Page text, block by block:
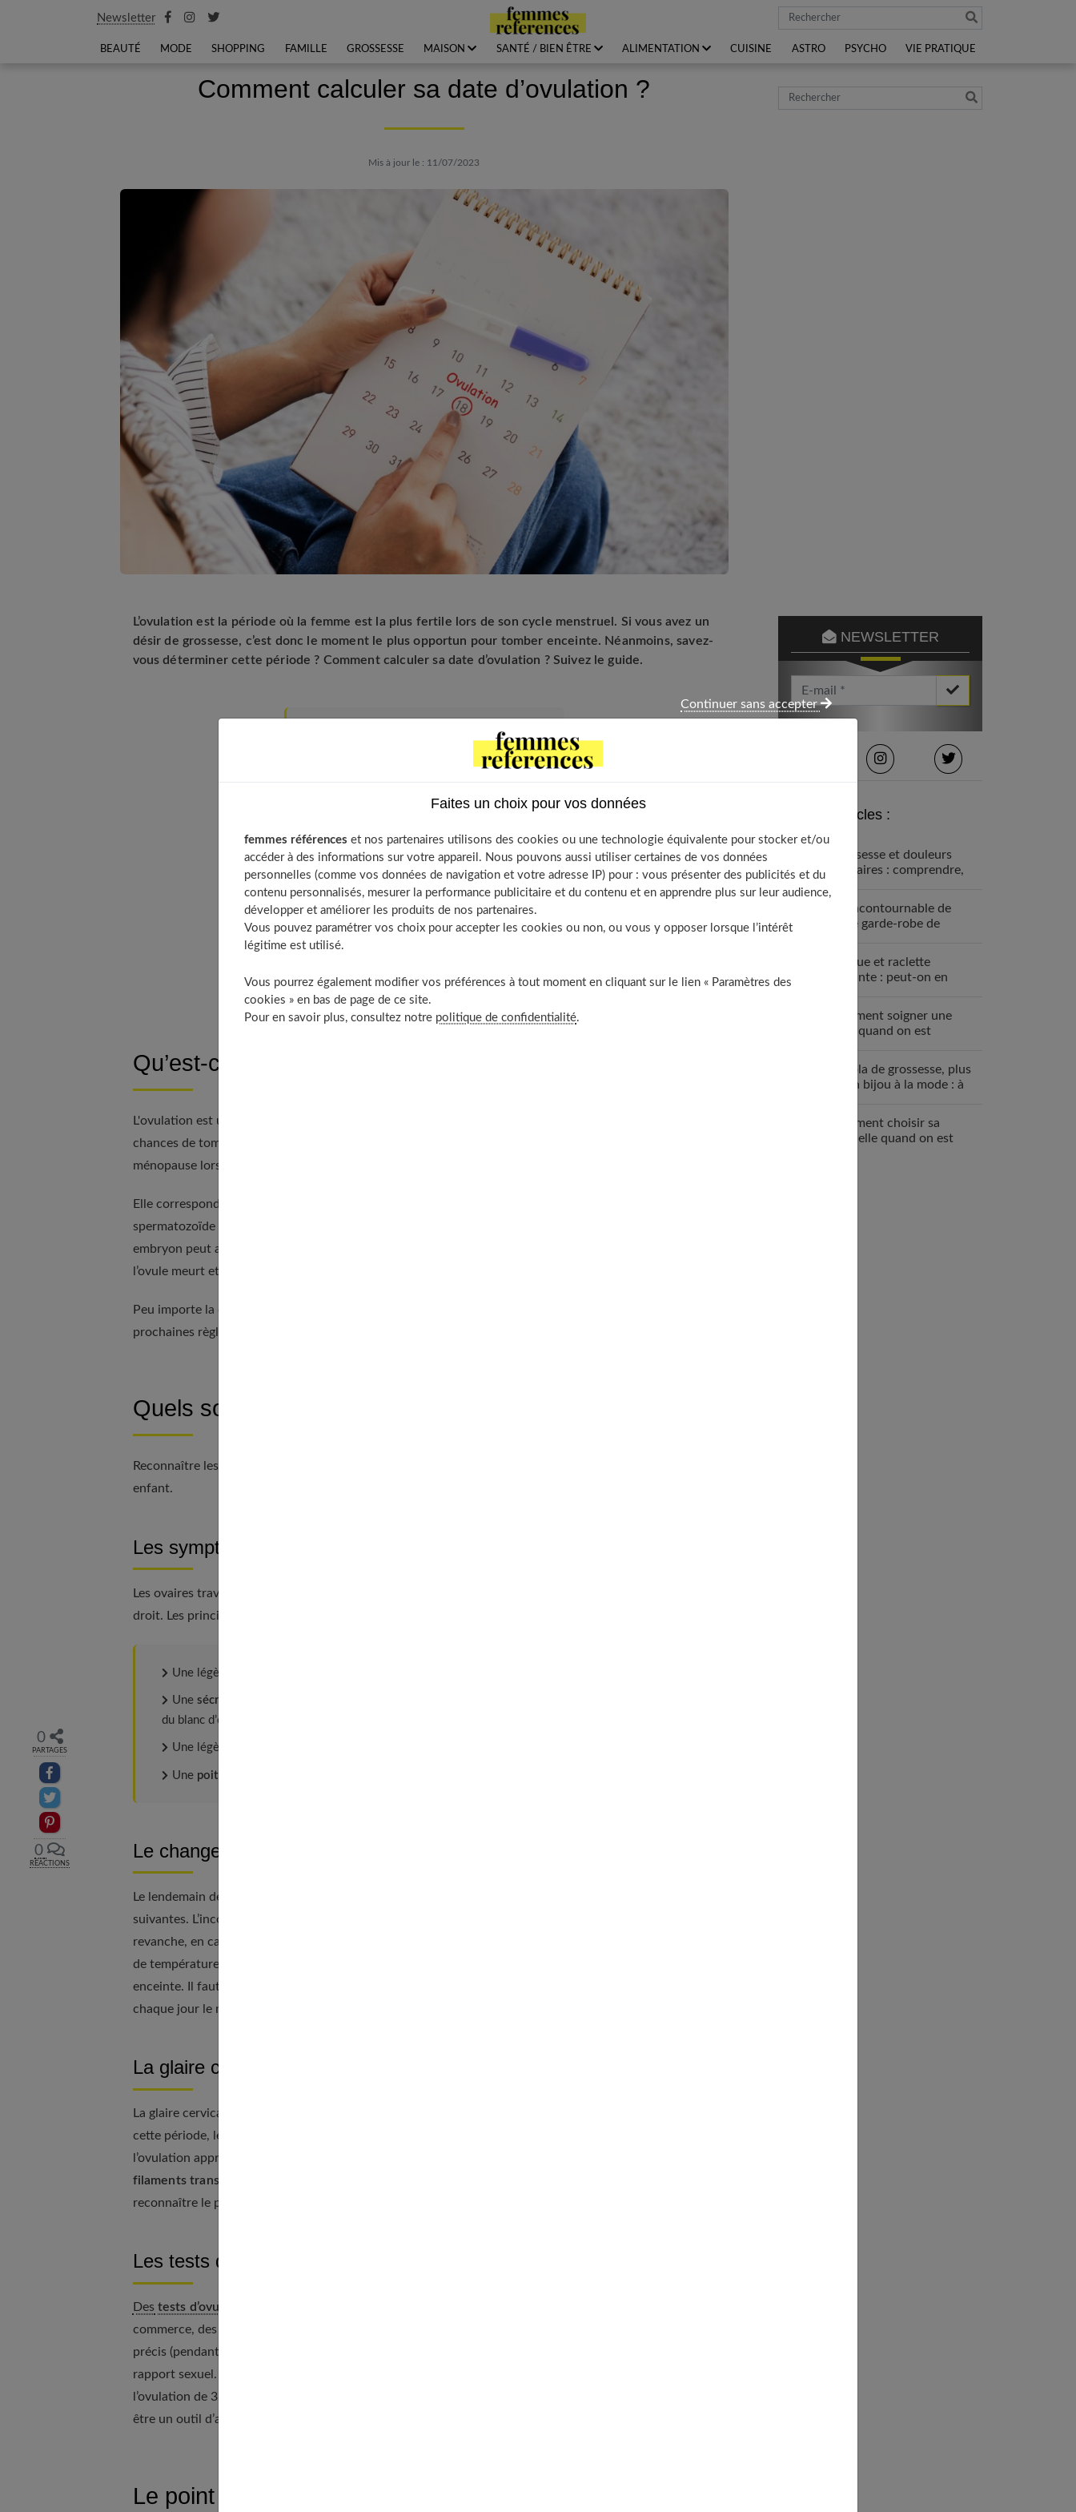
Newsletter Rechercher
BEAUTÉ MODE SHOPPING FAMILLE GROSSESSE MAISON SANTÉ / BIEN ÊTRE ALIMENTATION CUISINE ASTRO PSYCHO VIE PRATIQUE
Comment calculer sa date d’ovulation ?
Mis à jour le : 11/07/2023
L’ovulation est la période où la femme est la plus fertile lors de son cycle menstruel. Si vous avez un
désir de grossesse, c’est donc le moment le plus opportun pour tomber enceinte. Néanmoins, savez-
vous déterminer cette période ? Comment calculer sa date d’ovulation ? Suivez le guide.
0
PARTAGES
Partager sur facebook
Partager sur Twitter
Epingler sur Pinterest
0
RÉACTIONS
Qu’est-ce que la période d’ovulation ?
La glaire cervicale
Les tests d’ovulation
Le point sur le cycle menstruel
Comment calculer la date de son ovulation ?
Qu’est-ce que la période de fécondité ?
Qu’est-ce que la période d’ovulation ?
L'ovulation est une période de quelques jours, au cours de son
chances de tomber enceinte après un rapport sexuel. Elle commence dès la puberté et se termine à la
ménopause lorsque l'activité des ovaires cesse.
Elle correspond à la
spermatozoïde et à donner naissance à un embryon. En effet, si l’ovule rencontre un spermatozoïde, un
embryon peut alors se former. L’utérus s’épaissit alors de façon à l’accueillir. Dans le cas contraire,
l’ovule meurt et le mois suivant, le corps se prépare pour un nouveau cycle.
Peu importe la durée de vos cycles, l’ovulation a toujours lieu
prochaines règles.
Quels sont les signes de l’ovulation ?
Reconnaître les signes de l’ovulation est très pratique, notamment quand une femme décide d’avoir un
enfant.
Les symptômes
Les ovaires travaillent le plus souvent
droit. Les principaux signes d’une ovulation sont :
Une légère
Unesécrétion visqueuse
du blanc d’œuf.
Une légère
Unepoitrine douloureuse
Le changement de température
Le lendemain de l’ovulation,
suivantes. L’inconvénient est que ce changement se produit après l’ovulation et non pas avant. En
revanche, en cas de difficultés à démarrer une grossesse, il peut être intéressant d’établir votre courbe
de température sur quelques mois (deux ou trois), pour définir la période la plus propice pour tomber
enceinte. Il faut alors prendre votre température au réveil chaque matin, avant de vous lever, en utilisant
chaque jour le même thermomètre.
La glaire cervicale
La glaire cervicale vous donne beaucoup d’informations quant à votre ovulation. En effet, juste avant
cette période, le corps produit des sécrétions peu abondantes que l’on appelle
l’ovulation approche, plus elle se fluidifie. Le jour même de l’ovulation, ces pertes deviennent des
filaments transparents
reconnaître le pic de fertilité pendant leur cycle.
Les tests d’ovulation
Destests d’ovulation
commerce, des pharmacies ou des parapharmacies. Ils réagissent ainsi avec l’urine pour indiquer le jour
précis (pendant la période d’ovulation) où une femme a le plus de chances de tomber enceinte après un
rapport sexuel. En effet, ils détectent
l’ovulation de 36 à 38h. Ils facilitent ainsi la mise en route d’une grossesse.
être un outil d’aide précieux pour connaître ses jours de fertilité.
Le point sur le cycle menstruel
Rechercher
NEWSLETTER
Votre Email *
Derniers articles :
Grossesse et douleurs
lombaires : comprendre,
Un incontournable de
votre garde-robe de
Fondue et raclette
enceinte : peut-on en
Comment soigner une
MST quand on est
Le bola de grossesse, plus
qu’un bijou à la mode : à
Comment choisir sa
mutuelle quand on est
Faites un choix pour vos données
femmes références et nos partenaires utilisons des cookies ou une technologie équivalente pour stocker et/ou
accéder à des informations sur votre appareil. Nous pouvons aussi utiliser certaines de vos données
personnelles (comme vos données de navigation et votre adresse IP) pour : vous présenter des publicités et du
contenu personnalisés, mesurer la performance publicitaire et du contenu et en apprendre plus sur leur audience,
développer et améliorer les produits de nos partenaires.
Vous pouvez paramétrer vos choix pour accepter les cookies ou non, ou vous y opposer lorsque l’intérêt
légitime est utilisé.
Vous pourrez également modifier vos préférences à tout moment en cliquant sur le lien « Paramètres des
cookies » en bas de page de ce site.
Pour en savoir plus, consultez notre politique de confidentialité.
Continuer sans accepter